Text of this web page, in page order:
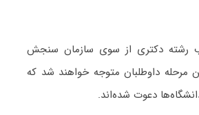
رشته دکتری از سوی سازمان سنجش
مرحله داوطلبان متوجه خواهند شد که
دعوت شده‌اند.